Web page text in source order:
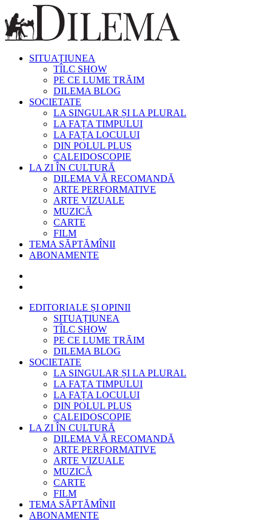
SITUAȚIUNEA
TÎLC SHOW
PE CE LUME TRĂIM
DILEMA BLOG
SOCIETATE
LA SINGULAR ȘI LA PLURAL
LA FAȚA TIMPULUI
LA FAȚA LOCULUI
DIN POLUL PLUS
CALEIDOSCOPIE
LA ZI ÎN CULTURĂ
DILEMA VĂ RECOMANDĂ
ARTE PERFORMATIVE
ARTE VIZUALE
MUZICĂ
CARTE
FILM
TEMA SĂPTĂMÎNII
ABONAMENTE
EDITORIALE ȘI OPINII
SITUAȚIUNEA
TÎLC SHOW
PE CE LUME TRĂIM
DILEMA BLOG
SOCIETATE
LA SINGULAR ȘI LA PLURAL
LA FAȚA TIMPULUI
LA FAȚA LOCULUI
DIN POLUL PLUS
CALEIDOSCOPIE
LA ZI ÎN CULTURĂ
DILEMA VĂ RECOMANDĂ
ARTE PERFORMATIVE
ARTE VIZUALE
MUZICĂ
CARTE
FILM
TEMA SĂPTĂMÎNII
ABONAMENTE